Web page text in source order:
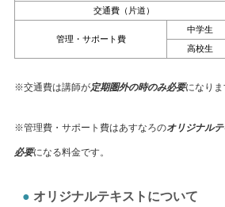
交通費（片道）
管理・サポート費
中学生
高校生
※交通費は講師が定期圏外の時のみ必要になりま
※管理費・サポート費はあすなろのオリジナル
必要になる料金です。
オリジナルテキストについて